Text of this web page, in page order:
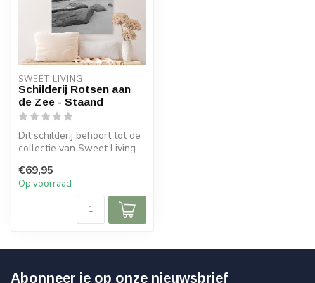
SWEET LIVING
Schilderij Rotsen aan
de Zee - Staand
Dit schilderij behoort tot de
collectie van Sweet Living.
€69,95
Op voorraad
Abonneer je op onze nieuwsbrief